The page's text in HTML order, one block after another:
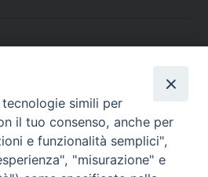
simili per
il tuo consenso, anche per
e funzionalità semplici",
"misurazione" e